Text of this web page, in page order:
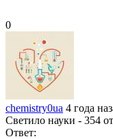
0
chemistry0ua 4 года
Светило науки - 354
Ответ: